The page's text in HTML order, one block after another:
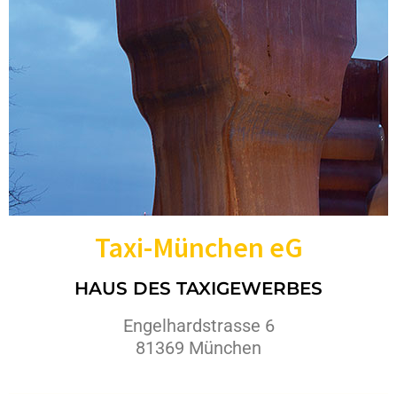
Taxi-München eG
HAUS DES TAXIGEWERBES
Engelhardstrasse 6
81369 München